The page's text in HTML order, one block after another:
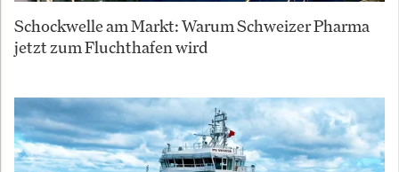
Schockwelle am Markt: Warum Schweizer Pharma
jetzt zum Fluchthafen wird